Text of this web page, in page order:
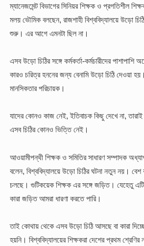
ম্যানেজমেন্ট বিভাগের সিনিয়র শিক্ষক ও প্রগতিশীল
মলয় ভৌমিক বলছেন, রাজশাহী বিশ্ববিদ্যালয়ে উড়ো
শুরু। এর আগে এমনটা ছিল না।
এসব উড়ো চিঠির সঙ্গে কর্মকর্তা-কর্মচারীদের
কারও চরিত্র হননের জন্য বেনামি উড়ো চিঠি দেওয়া
মানসিকতার পরিচায়ক।
যাদের কোনও কাজ নেই, ইতিবাচক কিছু দেখে না,
এসব চিঠির কোনও ভিত্তি নেই।
আওয়ামীপন্থী শিক্ষক ও সমিতির সাধারণ সম্পাদক
বলেন, বিশ্ববিদ্যালয়ে উড়ো চিঠির ঘটনা নতুন নয়।
চলছে। গুটিকয়েক শিক্ষক এর সঙ্গে জড়িত। যেহেতু
কারা জড়িত আমরা ধারণা করতে পারি।
তাই কোথায় থেকে এসব উড়ো চিঠি আসছে বা কারা
হয়নি। বিশ্ববিদ্যালয়ের শিক্ষকরা দেশের প্রথম